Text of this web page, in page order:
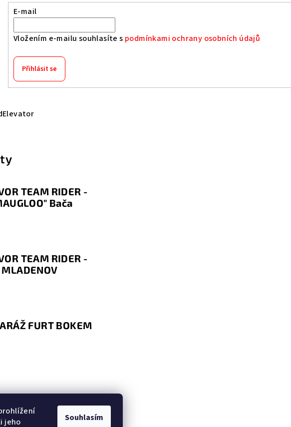
jeho
Souhlasím
E-mail
Vložením e-mailu souhlasíte s podmínkami ochrany osobních údajů
Přihlásit se
TEAM RIDER -
Bača
TEAM RIDER -
FURT BOKEM